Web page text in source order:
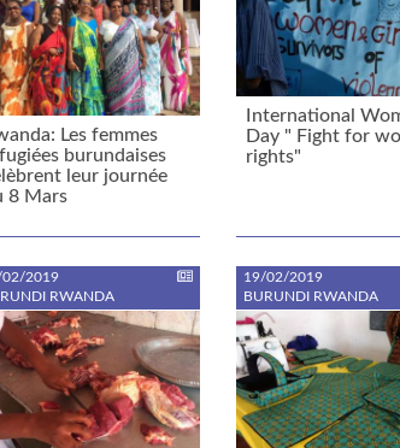
Les femmes
burundaises
leur journée
8 Mars
International
Day " Fight for
rights"
02/2019
RWANDA
19/02/2019
BURUNDI RWANDA